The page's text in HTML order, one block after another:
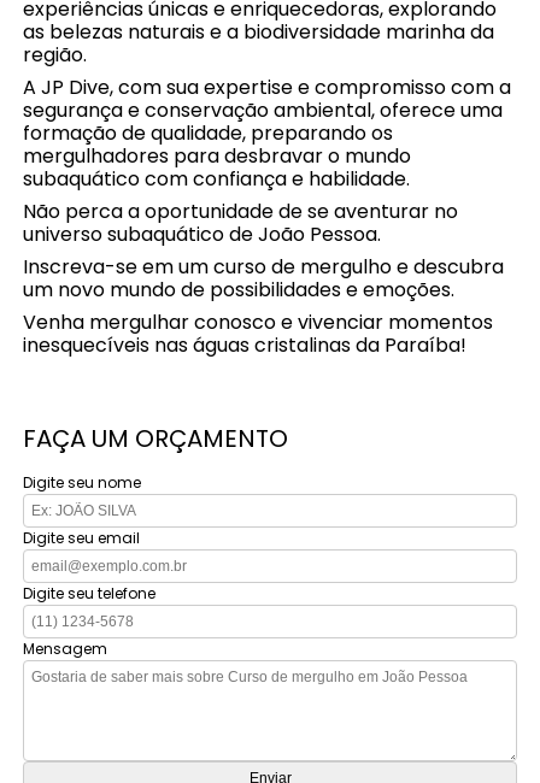
experiências únicas e enriquecedoras, explorando
as belezas naturais e a biodiversidade marinha da
região.
A JP Dive, com sua expertise e compromisso com a
segurança e conservação ambiental, oferece uma
formação de qualidade, preparando os
mergulhadores para desbravar o mundo
subaquático com confiança e habilidade.
Não perca a oportunidade de se aventurar no
universo subaquático de João Pessoa.
Inscreva-se em um curso de mergulho e descubra
um novo mundo de possibilidades e emoções.
Venha mergulhar conosco e vivenciar momentos
inesquecíveis nas águas cristalinas da Paraíba!
FAÇA UM ORÇAMENTO
Digite seu nome
Digite seu email
Digite seu telefone
Mensagem